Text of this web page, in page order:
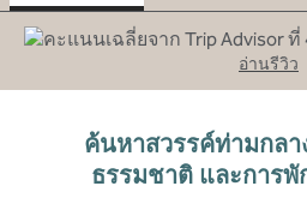
อ่านรีวิว
ค้นหาสวรรค์ท่ามกลา
ธรรมชาติ และการ